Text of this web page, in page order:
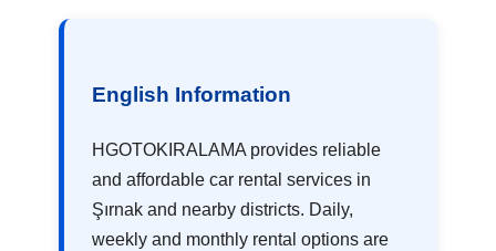
English Information
HGOTOKIRALAMA provides reliable
and affordable car rental services in
Şırnak and nearby districts. Daily,
weekly and monthly rental options are